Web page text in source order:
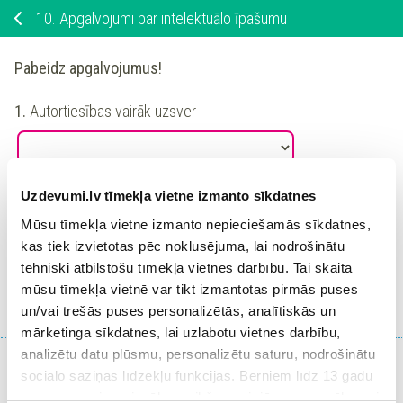
Uzdevumi.lv tīmekļa vietne izmanto sīkdatnes
Mūsu tīmekļa vietne izmanto nepieciešamās sīkdatnes,
kas tiek izvietotas pēc noklusējuma, lai nodrošinātu
tehniski atbilstošu tīmekļa vietnes darbību. Tai skaitā
mūsu tīmekļa vietnē var tikt izmantotas pirmās puses
un/vai trešās puses personalizētās, analītiskās un
mārketinga sīkdatnes, lai uzlabotu vietnes darbību,
analizētu datu plūsmu, personalizētu saturu, nodrošinātu
sociālo saziņas līdzekļu funkcijas. Bērniem līdz 13 gadu
vecumam pirms izvēles veikšanas ir jāprasa vecāka vai
10. Apgalvojumi par intelektuālo īpašumu
Pabeidz apgalvojumus!
1. Autortiesības vairāk uzsver
2. Iphone viedtālrunis ir piemērs
Ieiet portālā
vaiReģistrēties